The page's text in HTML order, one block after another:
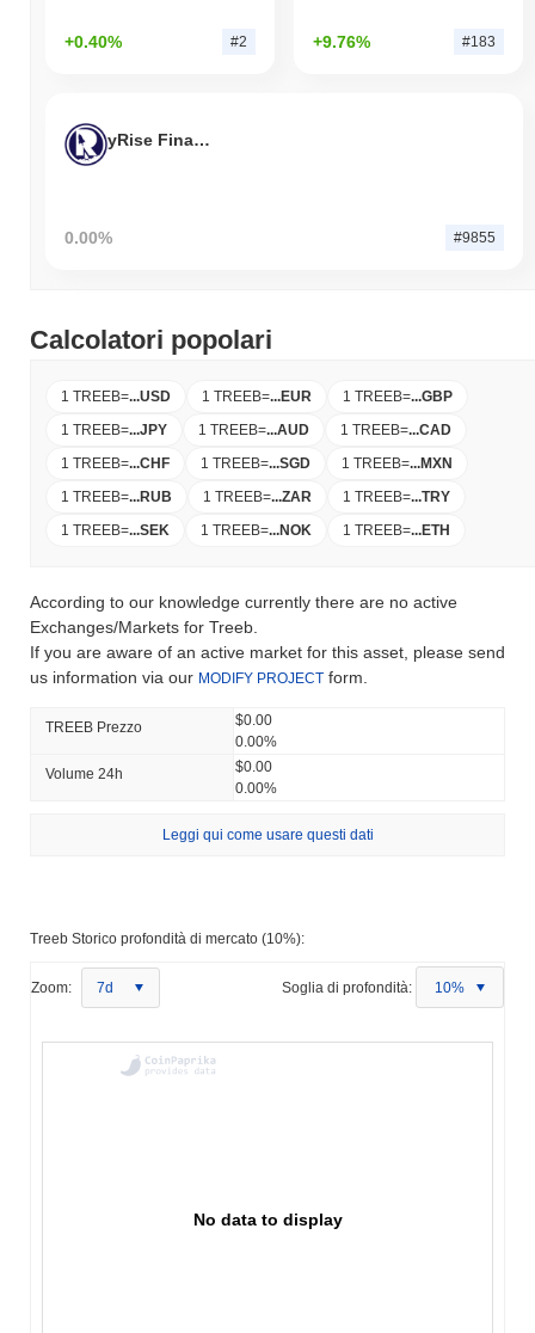
+0.40% #2 +9.76% #183
yRise Finance
0.00% #9855
Calcolatori popolari
1 TREEB=...USD 1 TREEB=...EUR 1 TREEB=...GBP
1 TREEB=...JPY 1 TREEB=...AUD 1 TREEB=...CAD
1 TREEB=...CHF 1 TREEB=...SGD 1 TREEB=...MXN
1 TREEB=...RUB 1 TREEB=...ZAR 1 TREEB=...TRY
1 TREEB=...SEK 1 TREEB=...NOK 1 TREEB=...ETH
According to our knowledge currently there are no active
Exchanges/Markets for Treeb.
If you are aware of an active market for this asset, please send
us information via our MODIFY PROJECT form.
TREEB Prezzo
$0.00
0.00%
Volume 24h
$0.00
0.00%
Leggi qui come usare questi dati
Treeb Storico profondità di mercato (10%):
Zoom: 7d Soglia di profondità: 10%
No data to display